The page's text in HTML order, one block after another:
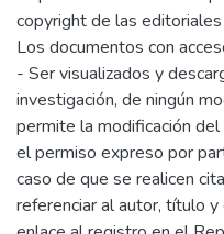
copyright de las
Los documentos con
- Ser visualizados y
investigación, de ningún
permite la modificación
el permiso expreso por
caso de que se realicen
referenciar al autor, título